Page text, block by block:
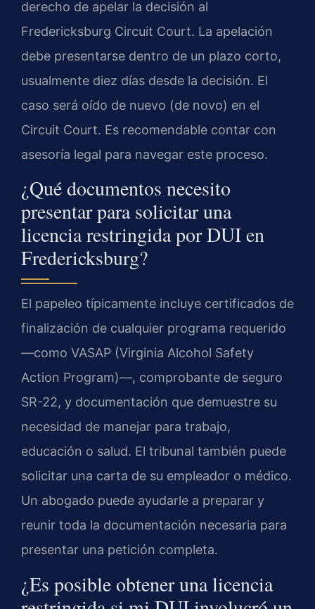
derecho de apelar la decisión al
Fredericksburg Circuit Court. La apelación
debe presentarse dentro de un plazo corto,
usualmente diez días desde la decisión. El
caso será oído de nuevo (de novo) en el
Circuit Court. Es recomendable contar con
asesoría legal para navegar este proceso.
¿Qué documentos necesito
presentar para solicitar una
licencia restringida por DUI en
Fredericksburg?
El papeleo típicamente incluye certificados de
finalización de cualquier programa requerido
—como VASAP (Virginia Alcohol Safety
Action Program)—, comprobante de seguro
SR-22, y documentación que demuestre su
necesidad de manejar para trabajo,
educación o salud. El tribunal también puede
solicitar una carta de su empleador o médico.
Un abogado puede ayudarle a preparar y
reunir toda la documentación necesaria para
presentar una petición completa.
¿Es posible obtener una licencia